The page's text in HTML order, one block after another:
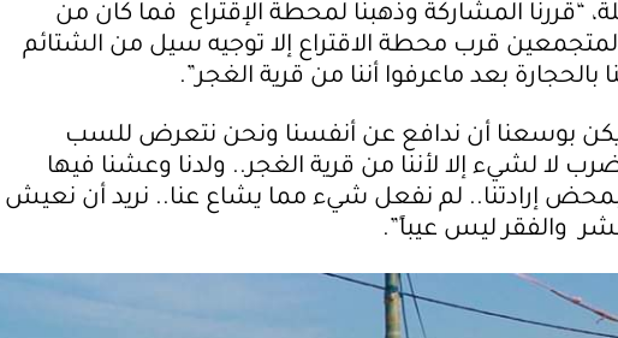
“قررنا المشاركة وذهبنا لمحطة الإقتراع فما كان من
قرب محطة الاقتراع إلا توجيه سيل من الشتائم
بالحجارة بعد ماعرفوا أننا من قرية الغجر”.
يكن بوسعنا أن ندافع عن أنفسنا ونحن نتعرض للسب
لا لشيء إلا لأننا من قرية الغجر.. ولدنا وعشنا فيها
إرادتنا.. لم نفعل شيء مما يشاع عنا.. نريد أن نعيش
والفقر ليس عيباً”.